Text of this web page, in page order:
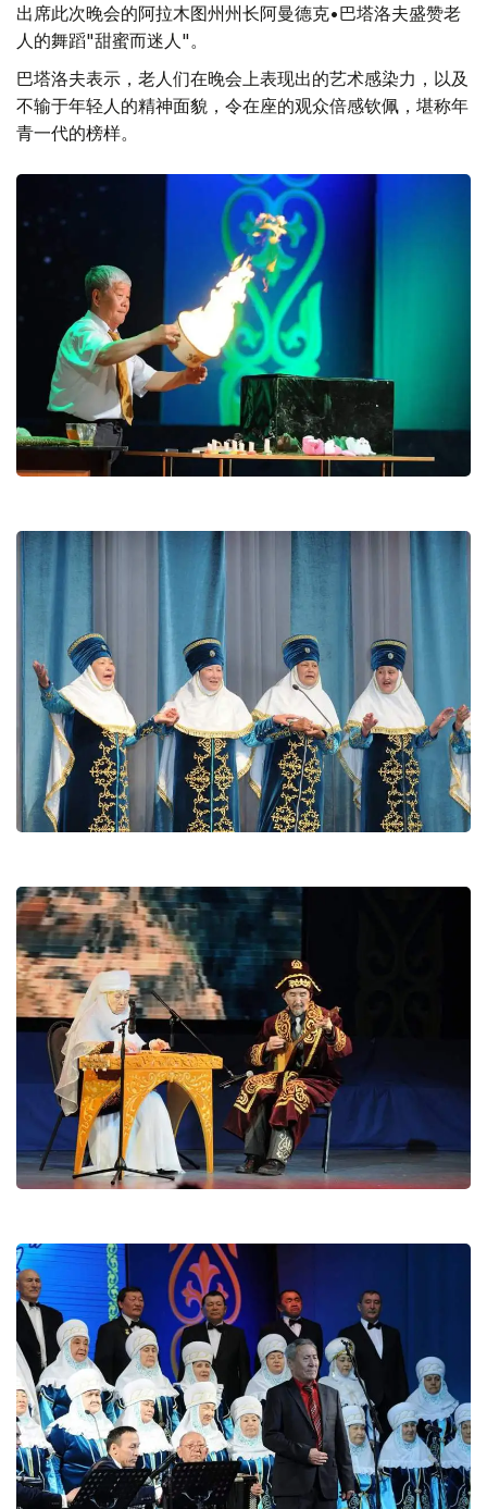
出席此次晚会的阿拉木图州州长阿曼德克•巴塔洛夫盛赞老
人的舞蹈"甜蜜而迷人"。
巴塔洛夫表示，老人们在晚会上表现出的艺术感染力，以及
不输于年轻人的精神面貌，令在座的观众倍感钦佩，堪称年
青一代的榜样。